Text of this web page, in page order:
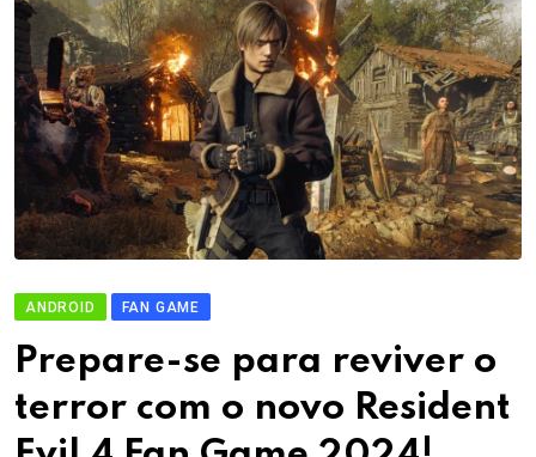
ANDROID FAN GAME
Prepare-se para reviver o
terror com o novo Resident